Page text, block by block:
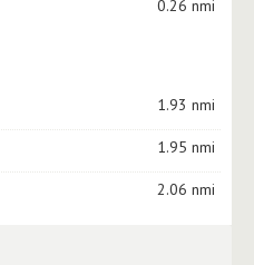
0.26 nmi
1.93 nmi
1.95 nmi
2.06 nmi